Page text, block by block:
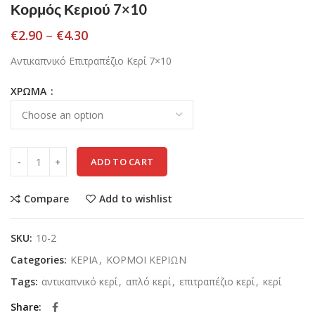
Κορμός Κεριού 7×10
€2.90 – €4.30
Αντικαπνικό Επιτραπέζιο Κερί 7×10
ΧΡΩΜΑ
ADD TO CART
Compare Add to wishlist
SKU: 10-2
Categories: ΚΕΡΙΑ, ΚΟΡΜΟΙ ΚΕΡΙΩΝ
Tags: αντικαπνικό κερί, απλό κερί, επιτραπέζιο κερί, κερί
Share